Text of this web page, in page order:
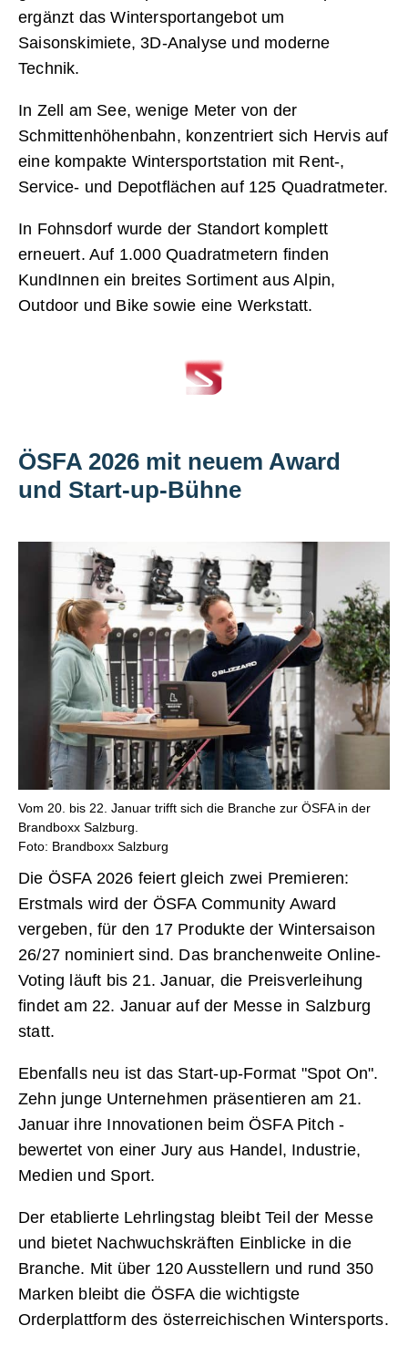
ergänzt das Wintersportangebot um
Saisonskimiete, 3D-Analyse und moderne
Technik.
In Zell am See, wenige Meter von der
Schmittenhöhenbahn, konzentriert sich Hervis auf
eine kompakte Wintersportstation mit Rent-,
Service- und Depotflächen auf 125 Quadratmeter.
In Fohnsdorf wurde der Standort komplett
erneuert. Auf 1.000 Quadratmetern finden
KundInnen ein breites Sortiment aus Alpin,
Outdoor und Bike sowie eine Werkstatt.
ÖSFA 2026 mit neuem Award
und Start-up-Bühne
Vom 20. bis 22. Januar trifft sich die Branche zur ÖSFA in der
Brandboxx Salzburg.
Foto: Brandboxx Salzburg
Die ÖSFA 2026 feiert gleich zwei Premieren:
Erstmals wird der ÖSFA Community Award
vergeben, für den 17 Produkte der Wintersaison
26/27 nominiert sind. Das branchenweite Online-
Voting läuft bis 21. Januar, die Preisverleihung
findet am 22. Januar auf der Messe in Salzburg
statt.
Ebenfalls neu ist das Start-up-Format "Spot On".
Zehn junge Unternehmen präsentieren am 21.
Januar ihre Innovationen beim ÖSFA Pitch -
bewertet von einer Jury aus Handel, Industrie,
Medien und Sport.
Der etablierte Lehrlingstag bleibt Teil der Messe
und bietet Nachwuchskräften Einblicke in die
Branche. Mit über 120 Ausstellern und rund 350
Marken bleibt die ÖSFA die wichtigste
Orderplattform des österreichischen Wintersports.